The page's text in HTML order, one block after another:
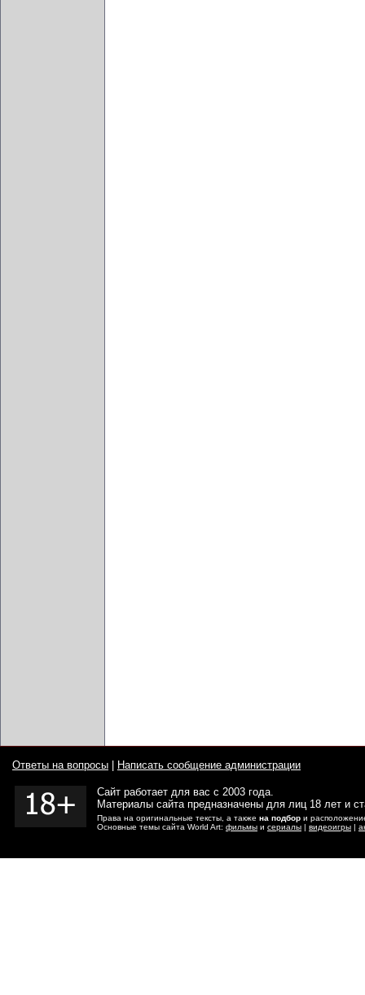
Ответы на вопросы Написать сообщение администрации
Сайт работает для вас с 2003 года.
Материалы сайта предназначены для лиц 18 лет и
Права на оригинальные тексты, а также на подбор и
Основные темы сайта World Art: фильмы и сериалы | видеоигры |